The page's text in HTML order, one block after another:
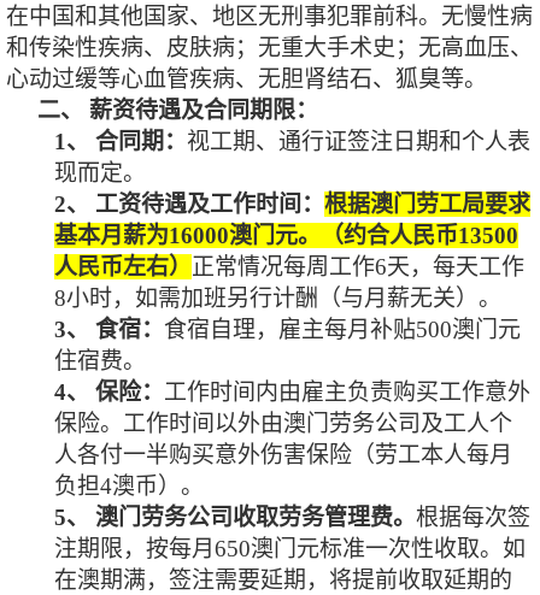
在中国和其他国家、地区无刑事犯罪前科。无慢性病
和传染性疾病、皮肤病；无重大手术史；无高血压、
心动过缓等心血管疾病、无胆肾结石、狐臭等。
二、 薪资待遇及合同期限：
1、 合同期： 视工期、通行证签注日期和个人表
现而定。
2、 工资待遇及工作时间： 根据澳门劳工局要求
基本月薪为16000澳门元。（约合人民币13500
人民币左右）
正常情况每周工作6天，每天工作
8小时，如需加班另行计酬（与月薪无关）。
3、 食宿： 食宿自理，雇主每月补贴500澳门元
住宿费。
4、 保险： 工作时间内由雇主负责购买工作意外
保险。工作时间以外由澳门劳务公司及工人个
人各付一半购买意外伤害保险（劳工本人每月
负担4澳币）。
5、 澳门劳务公司收取劳务管理费。 根据每次签
注期限，按每月 650澳门元标准一次性收取。如
在澳期满，签注需要延期，将提前收取延期的